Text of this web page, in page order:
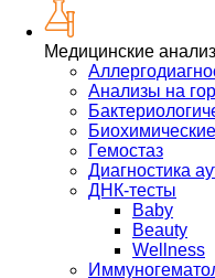
Медицинские
Анализы на
Гемостаз
Диагностика
ДНК-тесты
Baby
Beauty
Wellness